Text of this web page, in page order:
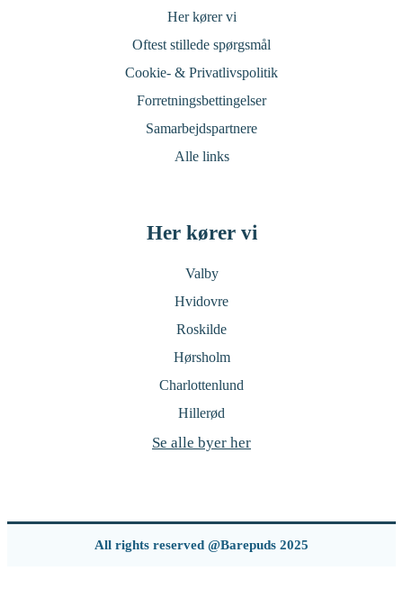
Her kører vi
Oftest stillede spørgsmål
Cookie- & Privatlivspolitik
Forretningsbettingelser
Samarbejdspartnere
Alle links
Her kører vi
Valby
Hvidovre
Roskilde
Hørsholm
Charlottenlund
Hillerød
Se alle byer her
All rights reserved @Barepuds 2025